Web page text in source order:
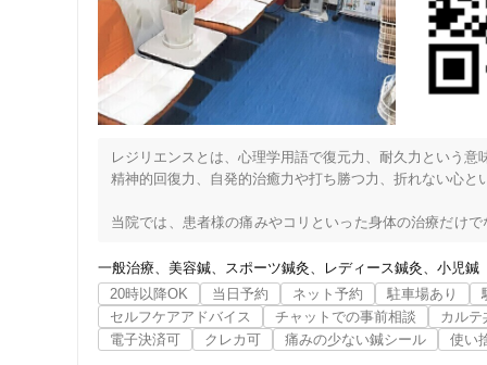
レジリエンスとは、心理学用語で復元力、耐久力という意
精神的回復力、自発的治癒力や打ち勝つ力、折れない心と
当院では、患者様の痛みやコリといった身体の治療だけ
鍼やお灸が初めての方向けに、鍼灸体験コースも用意して
しっかりと事前にご説明させて頂きますので、まずはお気
【LINE公式アカウント】こちらからお問合せ、ご予約も可
一般治療 美容鍼 スポーツ鍼灸 レディース鍼灸
小児鍼
20時以降OK
当日予約 ネット予約 駐車場あり
セルフケアアドバイス
チャットでの事前相談
カルテ
電子決済可
クレカ可 痛みの少ない鍼シール 使い